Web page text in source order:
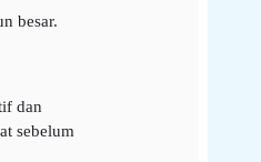
besar.
dan
sebelum